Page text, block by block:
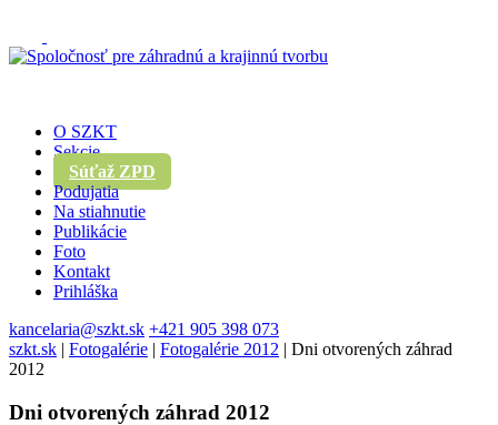
O SZKT
Sekcie
Súťaž ZPD
Podujatia
Na stiahnutie
Publikácie
Foto
Kontakt
Prihláška
kancelaria@szkt.sk +421 905 398 073
szkt.sk | Fotogalérie | Fotogalérie 2012 | Dni otvorených záhrad
2012
Dni otvorených záhrad 2012